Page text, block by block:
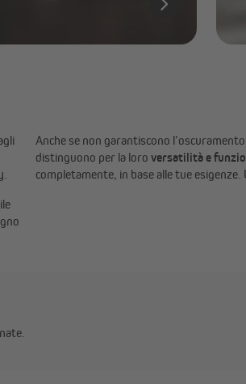
Anche se non garantiscono
distinguono per la loro versatilità e
completamente, in base alle tue